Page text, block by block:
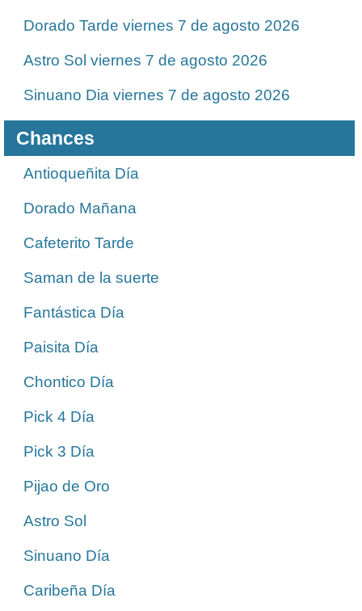
Dorado Tarde viernes 7 de agosto 2026
Astro Sol viernes 7 de agosto 2026
Sinuano Dia viernes 7 de agosto 2026
Chances
Antioqueñita Día
Dorado Mañana
Cafeterito Tarde
Saman de la suerte
Fantástica Día
Paisita Día
Chontico Día
Pick 4 Día
Pick 3 Día
Pijao de Oro
Astro Sol
Sinuano Día
Caribeña Día